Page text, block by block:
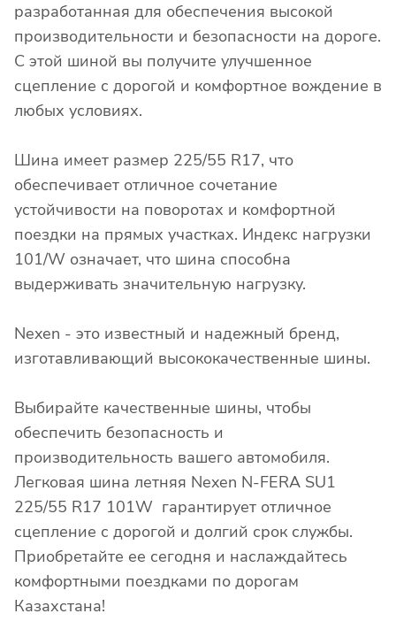
разработанная для обеспечения высокой
производительности и безопасности на дороге.
С этой шиной вы получите улучшенное
сцепление с дорогой и комфортное вождение в
любых условиях.
Шина имеет размер 225/55 R17, что
обеспечивает отличное сочетание
устойчивости на поворотах и комфортной
поездки на прямых участках. Индекс нагрузки
101/W означает, что шина способна
выдерживать значительную нагрузку.
Nexen - это известный и надежный бренд,
изготавливающий высококачественные шины.
Выбирайте качественные шины, чтобы
обеспечить безопасность и
производительность вашего автомобиля.
Легковая шина летняя Nexen N-FERA SU1
225/55 R17 101W гарантирует отличное
сцепление с дорогой и долгий срок службы.
Приобретайте ее сегодня и наслаждайтесь
комфортными поездками по дорогам
Казахстана!